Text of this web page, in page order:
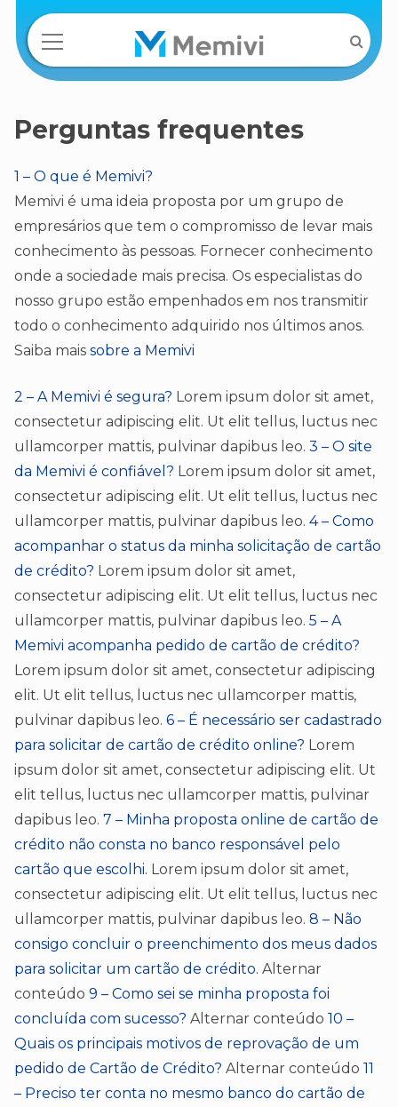
Perguntas frequentes
1 – O que é Memivi?
Memivi é uma ideia proposta por um grupo de
empresários que tem o compromisso de levar mais
conhecimento às pessoas. Fornecer conhecimento
onde a sociedade mais precisa. Os especialistas do
nosso grupo estão empenhados em nos transmitir
todo o conhecimento adquirido nos últimos anos.
Saiba mais sobre a Memivi
2 – A Memivi é segura? Lorem ipsum dolor sit amet,
consectetur adipiscing elit. Ut elit tellus, luctus nec
ullamcorper mattis, pulvinar dapibus leo. 3 – O site
da Memivi é confiável? Lorem ipsum dolor sit amet,
consectetur adipiscing elit. Ut elit tellus, luctus nec
ullamcorper mattis, pulvinar dapibus leo. 4 – Como
acompanhar o status da minha solicitação de cartão
de crédito? Lorem ipsum dolor sit amet,
consectetur adipiscing elit. Ut elit tellus, luctus nec
ullamcorper mattis, pulvinar dapibus leo. 5 – A
Memivi acompanha pedido de cartão de crédito?
Lorem ipsum dolor sit amet, consectetur adipiscing
elit. Ut elit tellus, luctus nec ullamcorper mattis,
pulvinar dapibus leo. 6 – É necessário ser cadastrado
para solicitar de cartão de crédito online? Lorem
ipsum dolor sit amet, consectetur adipiscing elit. Ut
elit tellus, luctus nec ullamcorper mattis, pulvinar
dapibus leo. 7 – Minha proposta online de cartão de
crédito não consta no banco responsável pelo
cartão que escolhi. Lorem ipsum dolor sit amet,
consectetur adipiscing elit. Ut elit tellus, luctus nec
ullamcorper mattis, pulvinar dapibus leo. 8 – Não
consigo concluir o preenchimento dos meus dados
para solicitar um cartão de crédito. Alternar
conteúdo 9 – Como sei se minha proposta foi
concluída com sucesso? Alternar conteúdo 10 –
Quais os principais motivos de reprovação de um
pedido de Cartão de Crédito? Alternar conteúdo 11
– Preciso ter conta no mesmo banco do cartão de